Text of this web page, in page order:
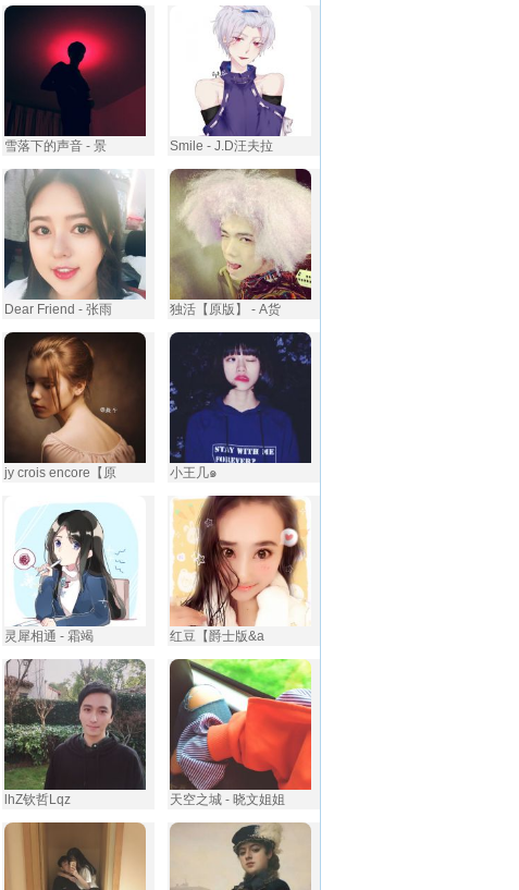
雪落下的声音 - 景 Smile - J.D汪夫拉
Dear Friend - 张雨 独活【原版】 - A货
jy crois encore【原 小王几๑
灵犀相通 - 霜竭 红豆【爵士版&a
lhZ钦哲Lqz 天空之城 - 晓文姐姐